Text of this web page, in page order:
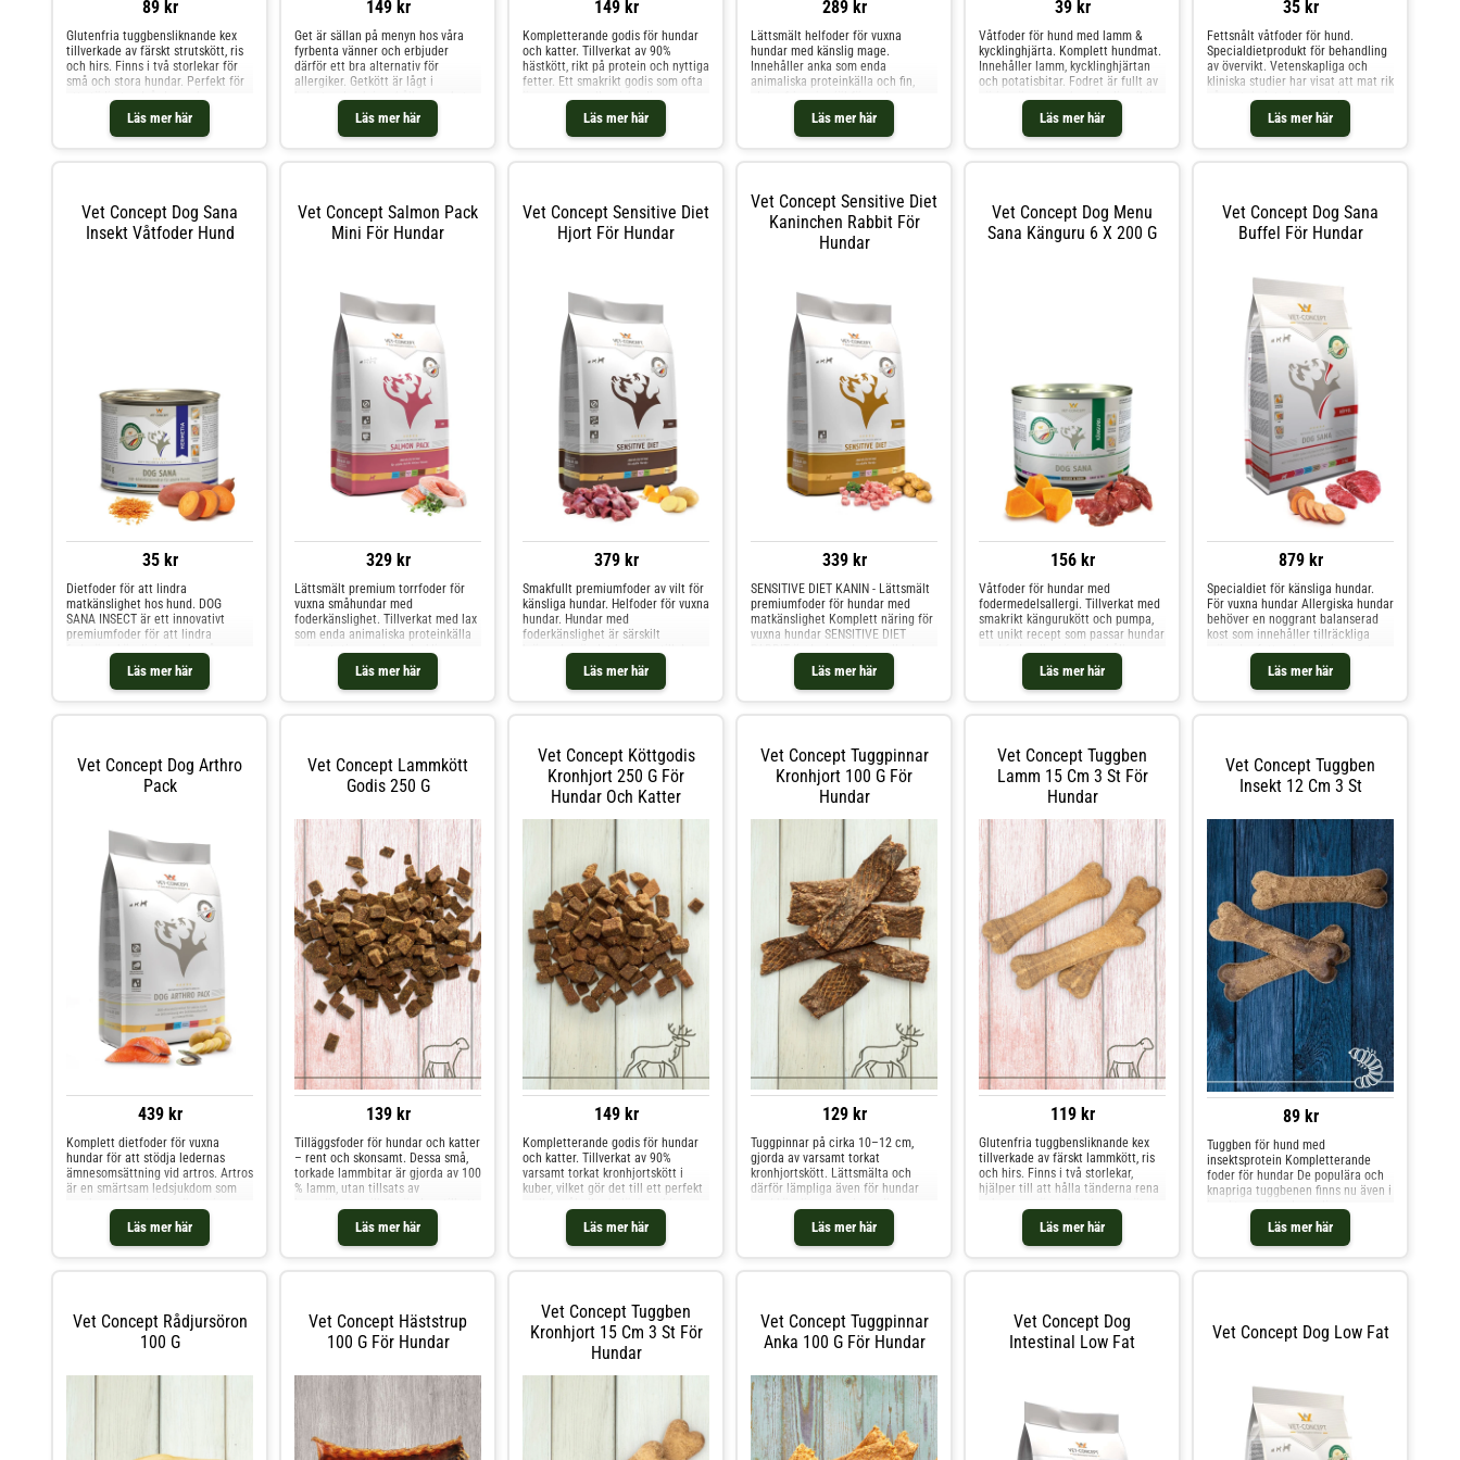
89 kr
Läs mer här
Glutenfria tuggbensliknande kex
tillverkade av färskt strutskött, ris
och hirs. Finns i två storlekar för
små och stora hundar. Perfekt för
även hundar som äter
proteinfattiga foder. Observera: På
grund av ugnsprocessen kan
149 kr
Läs mer här
Get är sällan på menyn hos våra
fyrbenta vänner och erbjuder
därför ett bra alternativ för
allergiker. Getkött är lågt i
högkvalitativt protein och
vitaminer. Ett hälsosamt mellanmål
som även passar våra vänner med
149 kr
Läs mer här
Kompletterande godis för hundar
och katter. Tillverkat av 90%
hästkött, rikt på protein och nyttiga
fetter. Ett smakrikt godis som ofta
Ingredienser Kött och animaliska
biprodukter (häst 90%),
vegetabiliska ingredienser
289 kr
Läs mer här
Lättsmält helfoder för vuxna
hundar med känslig mage.
Innehåller anka som enda
animaliska proteinkälla och fin,
tolerans. Värdefulla kostfibrer
stödjer en hälsosam tarmflora,
medan jäst och linolsyra stärker
39 kr
Läs mer här
Våtfoder för hund med lamm &
kycklinghjärta. Komplett hundmat.
Innehåller lamm, kycklinghjärtan
och potatisbitar. Fodret är fullt av
föreningar, och är därför mycket
lämpligt för hundar med känsliga
magar eller glutenintoleranta.
35 kr
Läs mer här
Fettsnålt våtfoder för hund.
Specialdietprodukt för behandling
av övervikt. Vetenskapliga och
kliniska studier har visat att mat rik
fantastiskt för djur, utan också ökar
fettförbränningen och
mättnadskänslan. Den stora
Vet Concept Dog Sana
Insekt Våtfoder Hund
35 kr
Läs mer här
Dietfoder för att lindra
matkänslighet hos hund. DOG
SANA INSECT är ett innovativt
premiumfoder för att lindra
foderöverkänslighet och svåra
allergier hos hundar, baserat på
endast en mycket ovanlig källa till
animaliskt protein och noggrant
Vet Concept Salmon Pack
Mini För Hundar
329 kr
Läs mer här
Lättsmält premium torrfoder för
vuxna småhundar med
foderkänslighet. Tillverkat med lax
som enda animaliska proteinkälla
och potatis som huvudsaklig
kolhydratkälla. Detta
spannmålsfria recept stödjer
hudens hälsa och det allmänna
Vet Concept Sensitive Diet
Hjort För Hundar
379 kr
Läs mer här
Smakfullt premiumfoder av vilt för
känsliga hundar. Helfoder för vuxna
hundar. Hundar med
foderkänslighet är särskilt
krävande när det kommer till deras
diet. För att bibehålla bästa
möjliga uthållighet och kondition
behöver de en exakt balanserad,
Vet Concept Sensitive Diet
Kaninchen Rabbit För
Hundar
339 kr
Läs mer här
SENSITIVE DIET KANIN - Lättsmält
premiumfoder för hundar med
matkänslighet Komplett näring för
vuxna hundar SENSITIVE DIET
RABBIT är designad utan alla de
vanligaste allergenerna och
innehåller lättsmält kaninkött som
den enda källan till animaliskt
Vet Concept Dog Menu
Sana Känguru 6 X 200 G
156 kr
Läs mer här
Våtfoder för hundar med
fodermedelsallergi. Tillverkat med
smakrikt kängurukött och pumpa,
ett unikt recept som passar hundar
med foderallergier. Innehåller
essentiella fettsyror som stödjer
hudens hälsa och värdefulla fibrer
som skyddar tarmen. Lättsmält och
Vet Concept Dog Sana
Buffel För Hundar
879 kr
Läs mer här
Specialdiet för känsliga hundar.
För vuxna hundar Allergiska hundar
behöver en noggrant balanserad
kost som innehåller tillräckliga
mängder fett och protein, samt
essentiella fettsyror. DOG SANA
BUFFALO innehåller därför
vattenbuffelkött som enda källa till
Vet Concept Dog Arthro
Pack
439 kr
Läs mer här
Komplett dietfoder för vuxna
hundar för att stödja ledernas
ämnesomsättning vid artros. Artros
är en smärtsam ledsjukdom som
brosket. Förutom
veterinärbehandling är detta foder
utformat för att stimulera ledernas
Vet Concept Lammkött
Godis 250 G
139 kr
Läs mer här
Tilläggsfoder för hundar och katter
– rent och skonsamt. Dessa små,
torkade lammbitar är gjorda av 100
% lamm, utan tillsats av
utmärkt val för husdjur med
allergier, matkänslighet eller
känsliga magar. Lämpliga för både
Vet Concept Köttgodis
Kronhjort 250 G För
Hundar Och Katter
149 kr
Läs mer här
Kompletterande godis för hundar
och katter. Tillverkat av 90%
varsamt torkat kronhjortskött i
kuber, vilket gör det till ett perfekt
träning. På grund av råvarans
ovanlighet kan tillgången ibland
vara begränsad. Ingredienser Kött
Vet Concept Tuggpinnar
Kronhjort 100 G För
Hundar
129 kr
Läs mer här
Tuggpinnar på cirka 10–12 cm,
gjorda av varsamt torkat
kronhjortskött. Lättsmälta och
därför lämpliga även för hundar
Torkat kronhjortskött
Näringsinformation Råprotein
54,2% Råfett 35,8% Råaska 3,0%
Vet Concept Tuggben
Lamm 15 Cm 3 St För
Hundar
119 kr
Läs mer här
Glutenfria tuggbensliknande kex
tillverkade av färskt lammkött, ris
och hirs. Finns i två storlekar,
hjälper till att hålla tänderna rena
proteinfattiga foder. Ingredienser
Ris, hirs, lammköttmjöl (18%),
vegetabilisk olja, mineralämnen
Vet Concept Tuggben
Insekt 12 Cm 3 St
89 kr
Läs mer här
Tuggben för hund med
insektsprotein Kompletterande
foder för hundar De populära och
knapriga tuggbenen finns nu även i
insektsversion.. Ingredienser
Sammansättning: hirs, ris,
ärtprotein, insektsprotein
(Hermetia illucens) (14%),
Vet Concept Rådjursöron
100 G
Vet Concept Häststrup
100 G För Hundar
Vet Concept Tuggben
Kronhjort 15 Cm 3 St För
Hundar
Vet Concept Tuggpinnar
Anka 100 G För Hundar
Vet Concept Dog
Intestinal Low Fat
Vet Concept Dog Low Fat